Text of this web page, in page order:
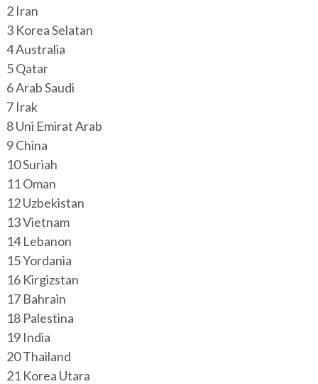
2 Iran
3 Korea Selatan
4 Australia
5 Qatar
6 Arab Saudi
7 Irak
8 Uni Emirat Arab
9 China
10 Suriah
11 Oman
12 Uzbekistan
13 Vietnam
14 Lebanon
15 Yordania
16 Kirgizstan
17 Bahrain
18 Palestina
19 India
20 Thailand
21 Korea Utara